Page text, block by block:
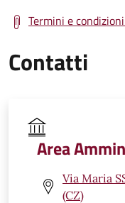
Termini e
Contatti
Area
Via Maria
(CZ)